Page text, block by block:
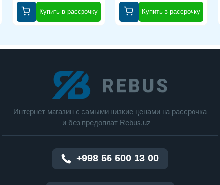
Купить в рассрочку Купить в рассрочку
Интернет магазин c cамыми низкие ценами на рассрочка
и без предоплат Rebus.uz
+998 55 500 13 00